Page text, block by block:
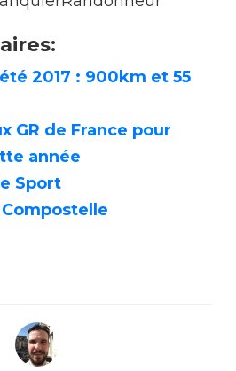
2017 : 900km et 55
GR de France pour
année
Sport